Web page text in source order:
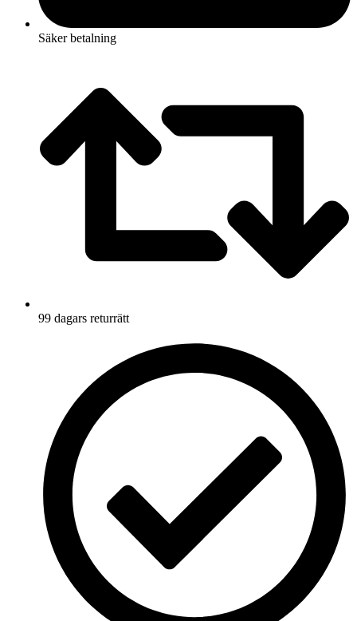
Säker betalning
99 dagars returrätt